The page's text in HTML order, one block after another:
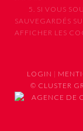
5. SI VOUS
SAUVEGARDÉS
AFFICHER LES
LOGIN |
© CLUSTER